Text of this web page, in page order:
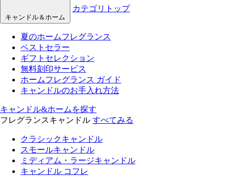
キャンドル＆ホーム
カテゴリトップ
夏のホームフレグランス
ベストセラー
ギフトセレクション
無料刻印サービス
ホームフレグランス ガイド
キャンドルのお手入れ方法
キャンドル&ホームを探す
フレグランスキャンドル すべてみる
クラシックキャンドル
スモールキャンドル
ミディアム・ラージキャンドル
キャンドル コフレ